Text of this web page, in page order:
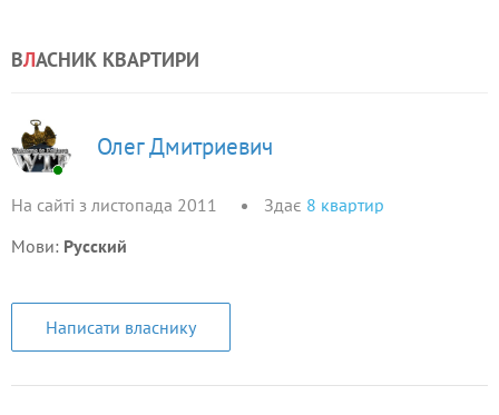
ВЛАСНИК КВАРТИРИ
Олег Дмитриевич
На сайті з листопада 2011 Здає 8 квартир
Мови: Русский
Написати власнику